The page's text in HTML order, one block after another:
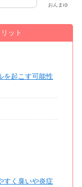
おんまゆ
ット
を起こす可能性
すく臭いや炎症